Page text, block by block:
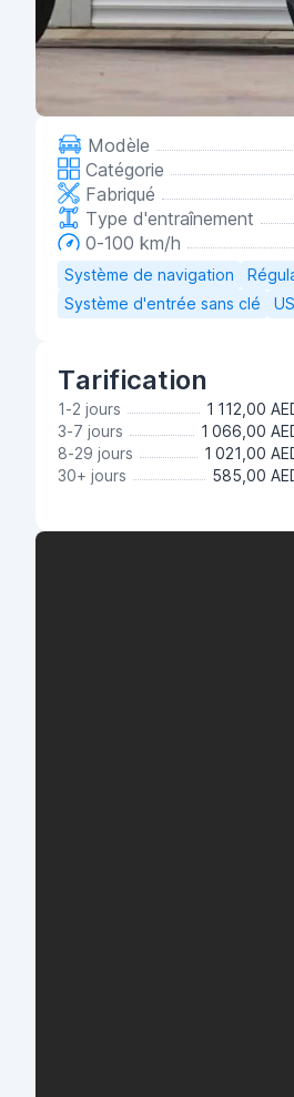
Modèle
Catégorie
Fabriqué
Type d'entraînement
0-100 km/h
Système de navigation
Système d'entrée sans clé
Tarification
1-2 jours
1 112,00
3-7 jours
1 066,00
8-29 jours
1 021,00
30+ jours
585,00